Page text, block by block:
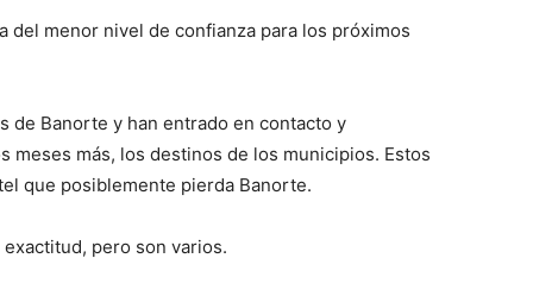
del menor nivel de confianza para los próximos
de Banorte y han entrado en contacto y
meses más, los destinos de los municipios. Estos
que posiblemente pierda Banorte.
pero son varios.